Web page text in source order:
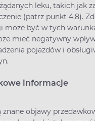
leku, takich jak
(patrz punkt 4.8).
może być w tych
mieć negatywny
pojazdów i
informacje
znane objawy